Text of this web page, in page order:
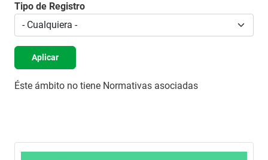
Tipo de Registro
Aplicar
Éste ámbito no tiene Normativas asociadas